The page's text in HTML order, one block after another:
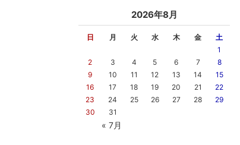
2026年8月
日 月 火 水 木 金 土
« 7月
1
2
3 4 5 6 7
8
9
10 11 12 13 14
15
16
17 18 19 20 21
22
23
24 25 26 27 28
29
30
31